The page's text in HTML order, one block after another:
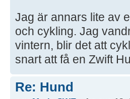
Jag är annars lite av
och cykling. Jag
vintern, blir det att
snart att få en Zwift
Re: Hund